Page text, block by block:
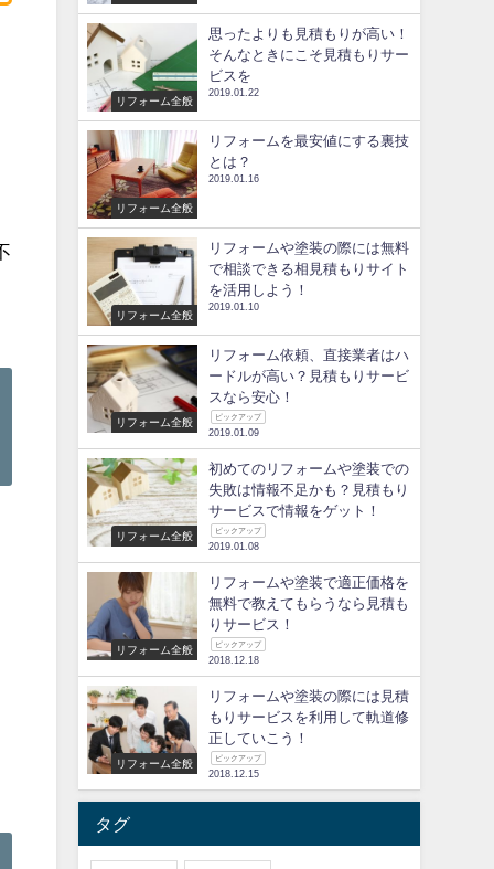
リフォーム全般
思ったよりも見積もりが高い！
そんなときにこそ見積もりサー
ビスを
2019.01.22
リフォーム全般
リフォームを最安値にする裏技
とは？
2019.01.16
リフォーム全般
リフォームや塗装の際には無料
で相談できる相見積もりサイト
を活用しよう！
2019.01.10
リフォーム全般
リフォーム依頼、直接業者はハ
ードルが高い？見積もりサービ
スなら安心！
ピックアップ
2019.01.09
リフォーム全般
初めてのリフォームや塗装での
失敗は情報不足かも？見積もり
サービスで情報をゲット！
ピックアップ
2019.01.08
リフォーム全般
リフォームや塗装で適正価格を
無料で教えてもらうなら見積も
りサービス！
ピックアップ
2018.12.18
リフォーム全般
リフォームや塗装の際には見積
もりサービスを利用して軌道修
正していこう！
ピックアップ
2018.12.15
タグ